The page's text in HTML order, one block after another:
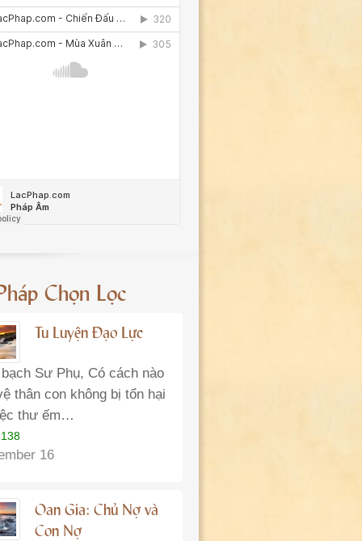
Chọn Lọc
Tu Luyện Đạo Lực
Sư Phụ, Có cách nào
thân con không bị tổn hại
thư ếm…
16
Oan Gia: Chủ Nợ và
Con Nợ